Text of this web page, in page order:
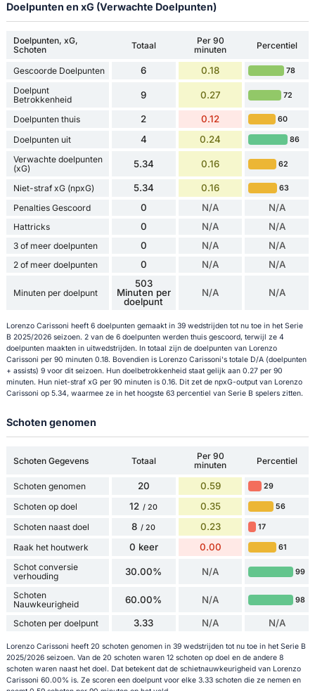
Doelpunten en xG (Verwachte Doelpunten)
Doelpunten, xG,
Schoten
Totaal
Per 90
minuten
Percentiel
Gescoorde Doelpunten 6 0.18 78
Doelpunt
Betrokkenheid
9 0.27 72
Doelpunten thuis 2 0.12 60
Doelpunten uit 4 0.24 86
Verwachte doelpunten
(xG)
5.34 0.16 62
Niet-straf xG (npxG) 5.34 0.16 63
Penalties Gescoord 0 N/A N/A
Hattricks 0 N/A N/A
3 of meer doelpunten 0 N/A N/A
2 of meer doelpunten 0 N/A N/A
Minuten per doelpunt
503
Minuten per
doelpunt
N/A N/A
Lorenzo Carissoni heeft 6 doelpunten gemaakt in 39 wedstrijden tot nu toe in het Serie
B 2025/2026 seizoen. 2 van de 6 doelpunten werden thuis gescoord, terwijl ze 4
doelpunten maakten in uitwedstrijden. In totaal zijn de doelpunten van Lorenzo
Carissoni per 90 minuten 0.18. Bovendien is Lorenzo Carissoni's totale D/A (doelpunten
+ assists) 9 voor dit seizoen. Hun doelbetrokkenheid staat gelijk aan 0.27 per 90
minuten. Hun niet-straf xG per 90 minuten is 0.16. Dit zet de npxG-output van Lorenzo
Carissoni op 5.34, waarmee ze in het hoogste 63 percentiel van Serie B spelers zitten.
Schoten genomen
Schoten Gegevens Totaal
Per 90
minuten
Percentiel
Schoten genomen 20 0.59 29
Schoten op doel 12 / 20 0.35 56
Schoten naast doel 8 / 20 0.23 17
Raak het houtwerk 0 keer 0.00 61
Schot conversie
verhouding
30.00% N/A 99
Schoten
Nauwkeurigheid
60.00% N/A 98
Schoten per doelpunt 3.33 N/A N/A
Lorenzo Carissoni heeft 20 schoten genomen in 39 wedstrijden tot nu toe in het Serie B
2025/2026 seizoen. Van de 20 schoten waren 12 schoten op doel en de andere 8
schoten waren naast het doel. Dat betekent dat de schietnauwkeurigheid van Lorenzo
Carissoni 60.00% is. Ze scoren een doelpunt voor elke 3.33 schoten die ze nemen en